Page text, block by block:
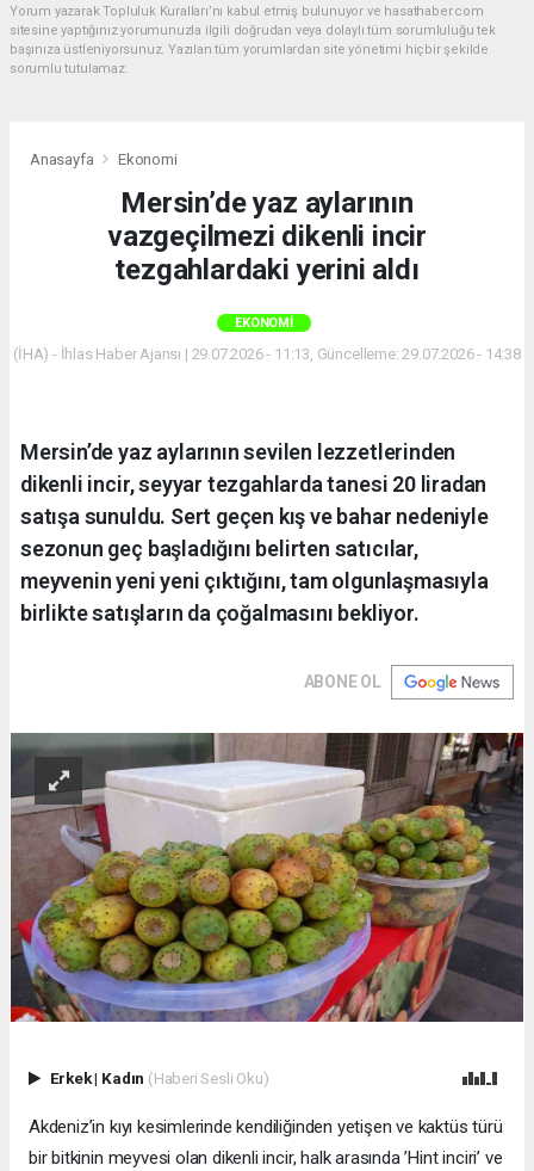
Yorum yazarak Topluluk Kuralları’nı kabul etmiş bulunuyor ve hasathaber.com
sitesine yaptığınız yorumunuzla ilgili doğrudan veya dolaylı tüm sorumluluğu tek
başınıza üstleniyorsunuz. Yazılan tüm yorumlardan site yönetimi hiçbir şekilde
sorumlu tutulamaz.
Anasayfa Ekonomi
Mersin’de yaz aylarının
vazgeçilmezi dikenli incir
tezgahlardaki yerini aldı
EKONOMI
(İHA) - İhlas Haber Ajansı | 29.07.2026 - 11:13, Güncelleme: 29.07.2026 - 14:38
Mersin’de yaz aylarının sevilen lezzetlerinden
dikenli incir, seyyar tezgahlarda tanesi 20 liradan
satışa sunuldu. Sert geçen kış ve bahar nedeniyle
sezonun geç başladığını belirten satıcılar,
meyvenin yeni yeni çıktığını, tam olgunlaşmasıyla
birlikte satışların da çoğalmasını bekliyor.
ABONE OL
Erkek| Kadın (Haberi Sesli Oku)
Akdeniz’in kıyı kesimlerinde kendiliğinden yetişen ve kaktüs türü
bir bitkinin meyvesi olan dikenli incir, halk arasında ’Hint inciri’ ve